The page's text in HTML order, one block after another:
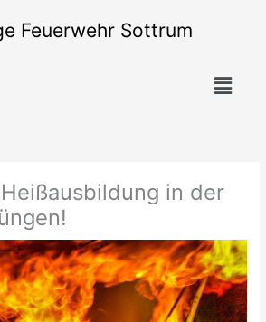
Feuerwehr Sottrum
Menü
in der